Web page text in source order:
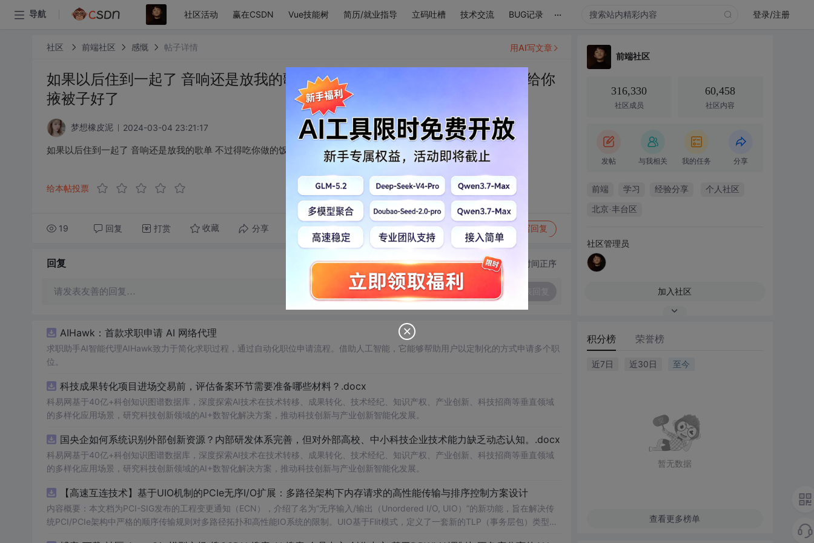
导航 社区活动 赢在CSDN Vue技能树 简历/就业指导 立码吐槽 技术交流 BUG记录 ... 登录/注册
社区 前端社区 感慨 帖子详情
如果以后住到一起了 音响还是放我的歌单 不过得吃你做的饭 作为回报 半夜给你
掖被子好了 ​​​
梦想橡皮泥 2024-03-04 23:21:17
如果以后住到一起了 音响还是放我的歌单 不过得吃你做的饭 作为回报 半夜给你掖被子好了 ​​​
给本帖投票
19 回复 打赏 收藏 分享 转发到动态 举报 写回复
用AI写文章
回复 切换为时间正序
请发表友善的回复…
AIHawk：首款求职申请 AI 网络代理
求职助手AI智能代理AIHawk致力于简化求职过程，通过自动化职位申请流程。借助人工智能，它能够帮助用户以定制化的方式申请多个职
位。
科技成果转化项目进场交易前，评估备案环节需要准备哪些材料？.docx
科易网基于40亿+科创知识图谱数据库，深度探索AI技术在技术转移、成果转化、技术经纪、知识产权、产业创新、科技招商等垂直领域
的多样化应用场景，研究科技创新领域的AI+数智化解决方案，推动科技创新与产业创新智能化发展。
国央企如何系统识别外部创新资源？内部研发体系完善，但对外部高校、中小科技企业技术能力缺乏动态认知。.docx
科易网基于40亿+科创知识图谱数据库，深度探索AI技术在技术转移、成果转化、技术经纪、知识产权、产业创新、科技招商等垂直领域
的多样化应用场景，研究科技创新领域的AI+数智化解决方案，推动科技创新与产业创新智能化发展。
【高速互连技术】基于UIO机制的PCIe无序I/O扩展：多路径架构下内存请求的高性能传输与排序控制方案设计
内容概要：本文档为PCI-SIG发布的工程变更通知（ECN），介绍了名为“无序输入/输出（Unordered I/O, UIO）”的新功能，旨在解决传
统PCI/PCIe架构中严格的顺序传输规则对多路径拓扑和高性能IO系统的限制。UIO基于Flit模式，定义了一套新的TLP（事务层包）类型和
前端社区
316,330
社区成员
60,458
社区内容
发帖 与我相关 我的任务 分享
前端 学习 经验分享 个人社区
北京·丰台区
社区管理员
加入社区
积分榜 荣誉榜
近7日 近30日 至今
暂无数据
查看更多榜单